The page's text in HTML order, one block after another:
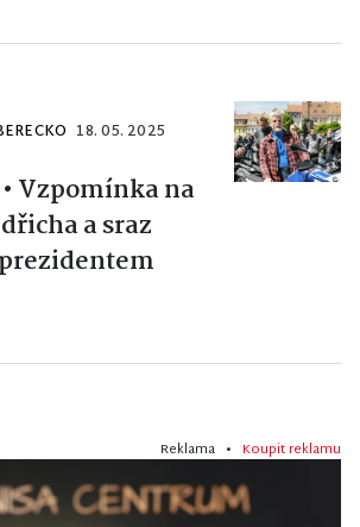
18. 05. 2025
• Vzpomínka na
a sraz
Reklama • Koupit reklamu